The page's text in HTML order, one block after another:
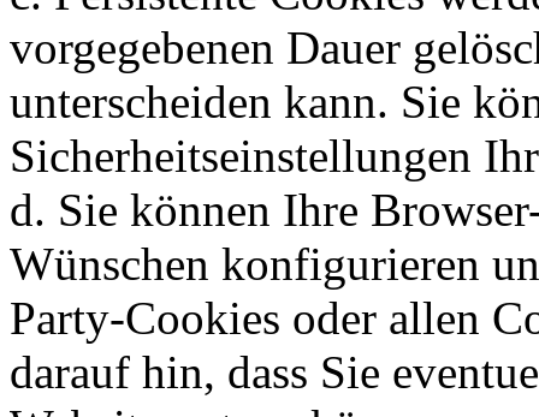
vorgegebenen Dauer
unterscheiden kann. Sie
Sicherheitseinstellungen
d. Sie können Ihre
Wünschen konfigurieren
Party-Cookies oder allen
darauf hin, dass Sie